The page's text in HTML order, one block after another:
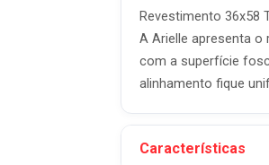
Revestimento 36x58
A Arielle apresenta
com a superfície
alinhamento fique
Características